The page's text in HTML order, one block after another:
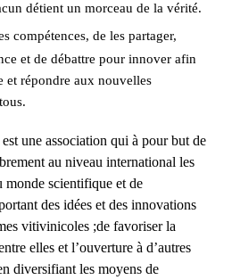
détient un morceau de la vérité.
compétences, de les partager,
et de débattre pour innover afin
et répondre aux nouvelles
une association qui à pour but de
au niveau international les
monde scientifique et de
des idées et des innovations
vitivinicoles ;de favoriser la
elles et l’ouverture à d’autres
diversifiant les moyens de